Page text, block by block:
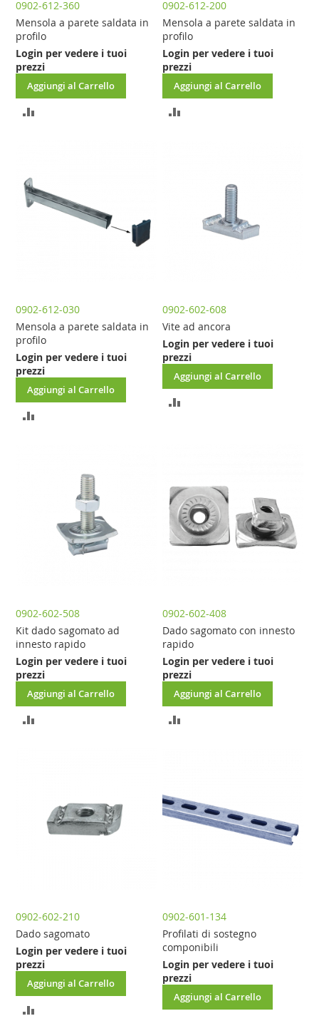
0902-612-360
Mensola a parete saldata in
profilo
Login per vedere i tuoi
prezzi
Aggiungi al Carrello
AGGIUNGI
0902-612-200
Mensola a parete saldata in
profilo
Login per vedere i tuoi
prezzi
Aggiungi al Carrello
0902-612-030
Mensola a parete saldata in
profilo
Login per vedere i tuoi
prezzi
Aggiungi al Carrello
AGGIUNGI
0902-602-608
Vite ad ancora
Login per vedere i tuoi
prezzi
Aggiungi al Carrello
0902-602-508
Kit dado sagomato ad
innesto rapido
Login per vedere i tuoi
prezzi
Aggiungi al Carrello
AGGIUNGI
0902-602-408
Dado sagomato con innesto
rapido
Login per vedere i tuoi
prezzi
Aggiungi al Carrello
0902-602-210
Dado sagomato
Login per vedere i tuoi
prezzi
Aggiungi al Carrello
AGGIUNGI
0902-601-134
Profilati di sostegno
componibili
Login per vedere i tuoi
prezzi
Aggiungi al Carrello